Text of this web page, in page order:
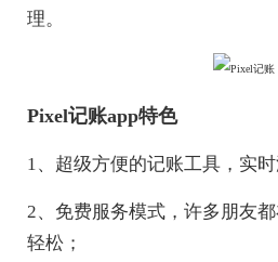
理。
Pixel记账app特色
1、超级方便的记账工具，实时
2、免费服务模式，许多朋友
轻松；